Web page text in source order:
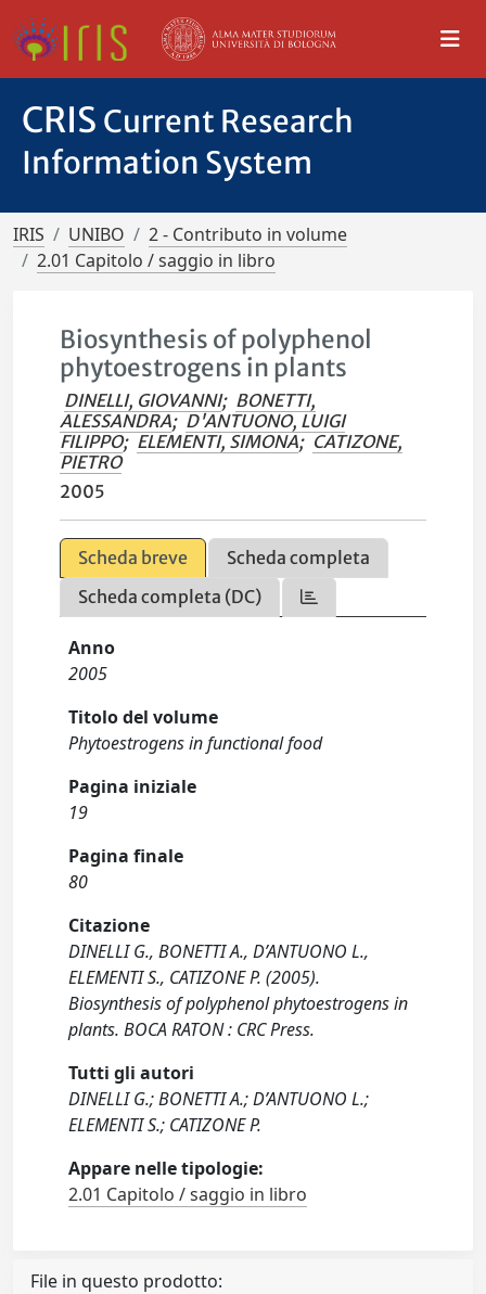
CRIS Current Research
Information System
IRIS UNIBO
2 - Contributo in volume
2.01 Capitolo / saggio in libro
Biosynthesis of polyphenol
phytoestrogens in plants
DINELLI, GIOVANNI; BONETTI,
ALESSANDRA; D'ANTUONO, LUIGI
FILIPPO; ELEMENTI, SIMONA; CATIZONE,
PIETRO
2005
Scheda breve
Scheda completa
Scheda completa (DC)
Anno
2005
Titolo del volume
Phytoestrogens in functional food
Pagina iniziale
19
Pagina finale
80
Citazione
DINELLI G., BONETTI A., D’ANTUONO L.,
ELEMENTI S., CATIZONE P. (2005).
Biosynthesis of polyphenol phytoestrogens in
plants. BOCA RATON : CRC Press.
Tutti gli autori
DINELLI G.; BONETTI A.; D’ANTUONO L.;
ELEMENTI S.; CATIZONE P.
Appare nelle tipologie:
2.01 Capitolo / saggio in libro
File in questo prodotto: